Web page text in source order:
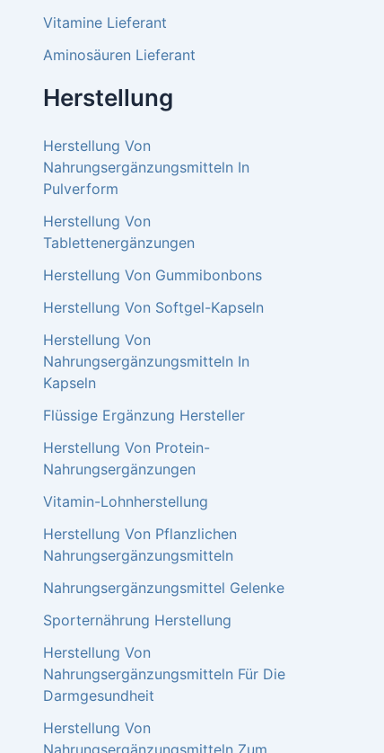
Vitamine Lieferant
Aminosäuren Lieferant
Herstellung
Herstellung Von
Nahrungsergänzungsmitteln In
Pulverform
Herstellung Von
Tablettenergänzungen
Herstellung Von Gummibonbons
Herstellung Von Softgel-Kapseln
Herstellung Von
Nahrungsergänzungsmitteln In
Kapseln
Flüssige Ergänzung Hersteller
Herstellung Von Protein-
Nahrungsergänzungen
Vitamin-Lohnherstellung
Herstellung Von Pflanzlichen
Nahrungsergänzungsmitteln
Nahrungsergänzungsmittel Gelenke​
Sporternährung Herstellung
Herstellung Von
Nahrungsergänzungsmitteln Für Die
Darmgesundheit
Herstellung Von
Nahrungsergänzungsmitteln Zum